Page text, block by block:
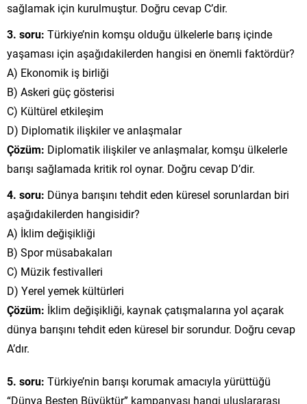
sağlamak için kurulmuştur. Doğru cevap C’dir.
3. soru: Türkiye’nin komşu olduğu ülkelerle barış içinde
yaşaması için aşağıdakilerden hangisi en önemli faktördür?
A) Ekonomik iş birliği
B) Askeri güç gösterisi
C) Kültürel etkileşim
D) Diplomatik ilişkiler ve anlaşmalar
Çözüm: Diplomatik ilişkiler ve anlaşmalar, komşu ülkelerle
barışı sağlamada kritik rol oynar. Doğru cevap D’dir.
4. soru: Dünya barışını tehdit eden küresel sorunlardan biri
aşağıdakilerden hangisidir?
A) İklim değişikliği
B) Spor müsabakaları
C) Müzik festivalleri
D) Yerel yemek kültürleri
Çözüm: İklim değişikliği, kaynak çatışmalarına yol açarak
dünya barışını tehdit eden küresel bir sorundur. Doğru cevap
A’dır.
5. soru: Türkiye’nin barışı korumak amacıyla yürüttüğü
“Dünya Beşten Büyüktür” kampanyası hangi uluslararası